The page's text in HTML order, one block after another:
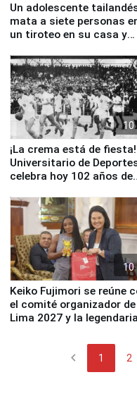
Un adolescente
mata a siete personas
un tiroteo en su casa y
10
¡La crema está de fiesta!
Universitario de
celebra hoy 102 años de
10
Keiko Fujimori se reúne
el comité organizador de
Lima 2027 y la legendaria
chevron_left 1 2